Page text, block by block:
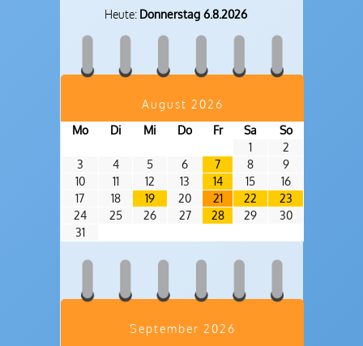
Heute: Donnerstag 6.8.2026
August 2026
Mo
Di Mi Do Fr Sa
So
1
2
3
4 5 6 7 8
9
10
11 12 13 14 15
16
17
18 19 20 21 22
23
24
25 26 27 28 29
30
31
September 2026